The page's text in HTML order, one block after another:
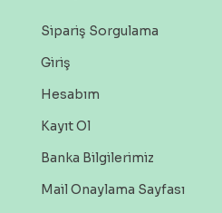
Sipariş Sorgulama
Giriş
Hesabım
Kayıt Ol
Banka Bilgilerimiz
Mail Onaylama Sayfası